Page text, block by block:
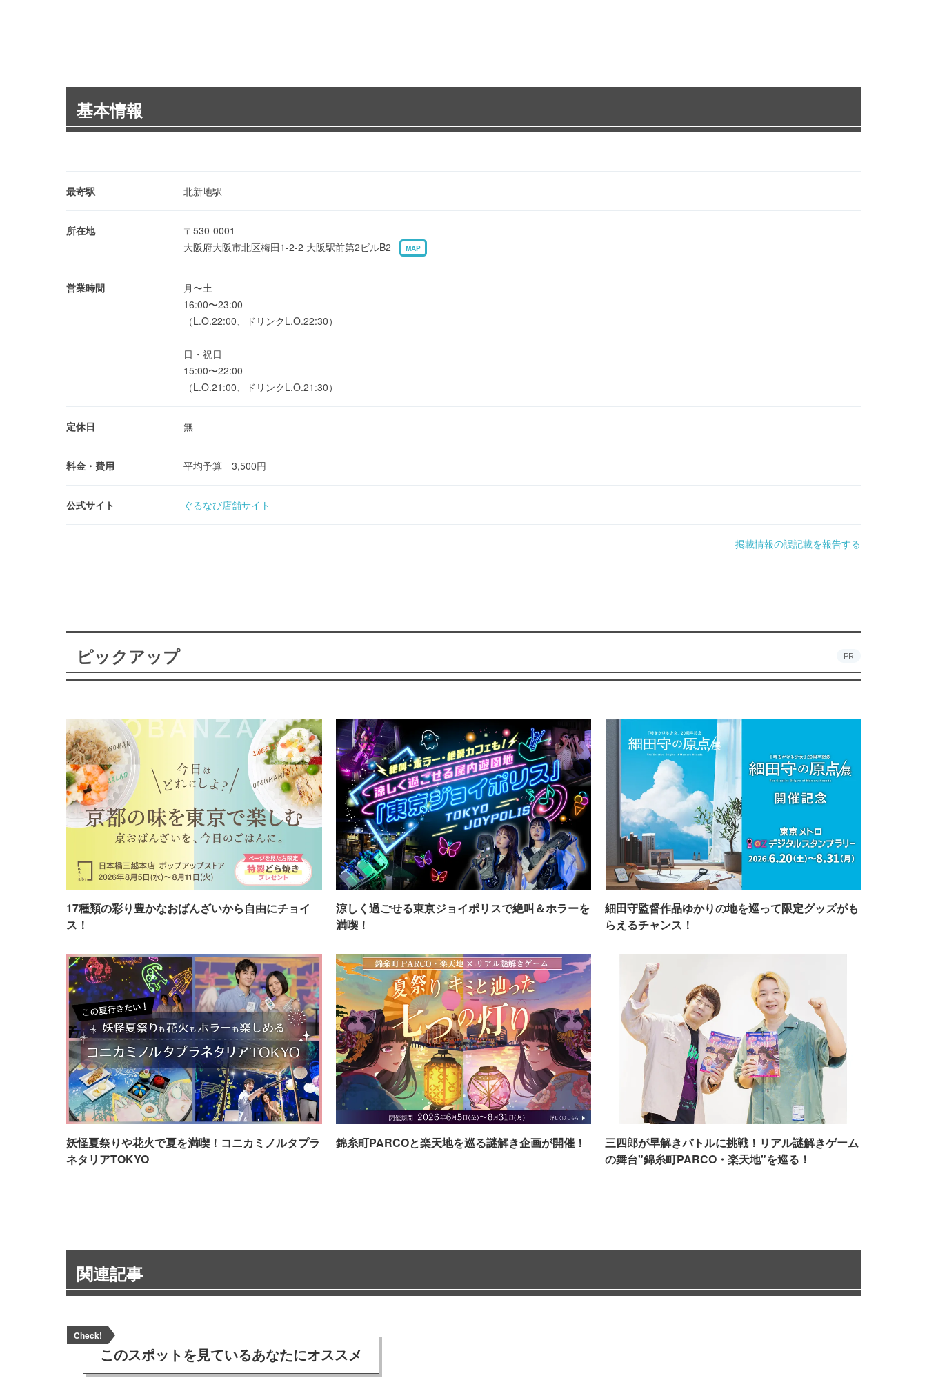
基本情報
最寄駅 北新地駅
所在地
〒530-0001
大阪府大阪市北区梅田1-2-2 大阪駅前第2ビルB2
MAP
営業時間
月〜土
16:00〜23:00
（L.O.22:00、ドリンクL.O.22:30）
日・祝日
15:00〜22:00
（L.O.21:00、ドリンクL.O.21:30）
定休日 無
料金・費用 平均予算 3,500円
公式サイト ぐるなび店舗サイト
掲載情報の誤記載を報告する
ピックアップ PR
17種類の彩り豊かなおばんざいから自由にチョイ
ス！
涼しく過ごせる東京ジョイポリスで絶叫＆ホラーを
満喫！
細田守監督作品ゆかりの地を巡って限定グッズがも
らえるチャンス！
妖怪夏祭りや花火で夏を満喫！コニカミノルタプラ
ネタリアTOKYO
錦糸町PARCOと楽天地を巡る謎解き企画が開催！
三四郎が早解きバトルに挑戦！リアル謎解きゲーム
の舞台"錦糸町PARCO・楽天地"を巡る！
関連記事
Check!
このスポットを見ているあなたにオススメ